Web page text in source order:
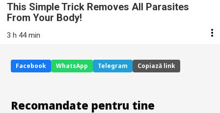
This Simple Trick Removes All Parasites
From Your Body!
3 h 44 min
Facebook WhatsApp Telegram Copiază link
Recomandate pentru tine